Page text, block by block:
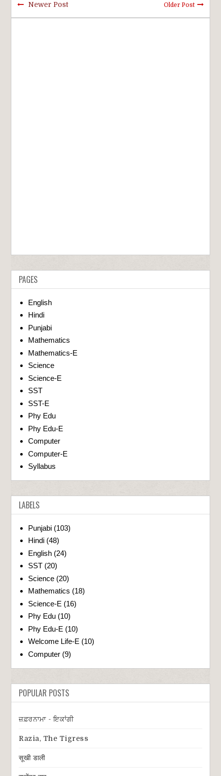
Newer Post Older Post
PAGES
English
Hindi
Punjabi
Mathematics
Mathematics-E
Science
Science-E
SST
SST-E
Phy Edu
Phy Edu-E
Computer
Computer-E
Syllabus
LABELS
Punjabi (103)
Hindi (48)
English (24)
SST (20)
Science (20)
Mathematics (18)
Science-E (16)
Phy Edu (10)
Phy Edu-E (10)
Welcome Life-E (10)
Computer (9)
POPULAR POSTS
ਜ਼ਫ਼ਰਨਾਮਾ - ਇਕਾਂਗੀ
Razia, The Tigress
सूखी डाली